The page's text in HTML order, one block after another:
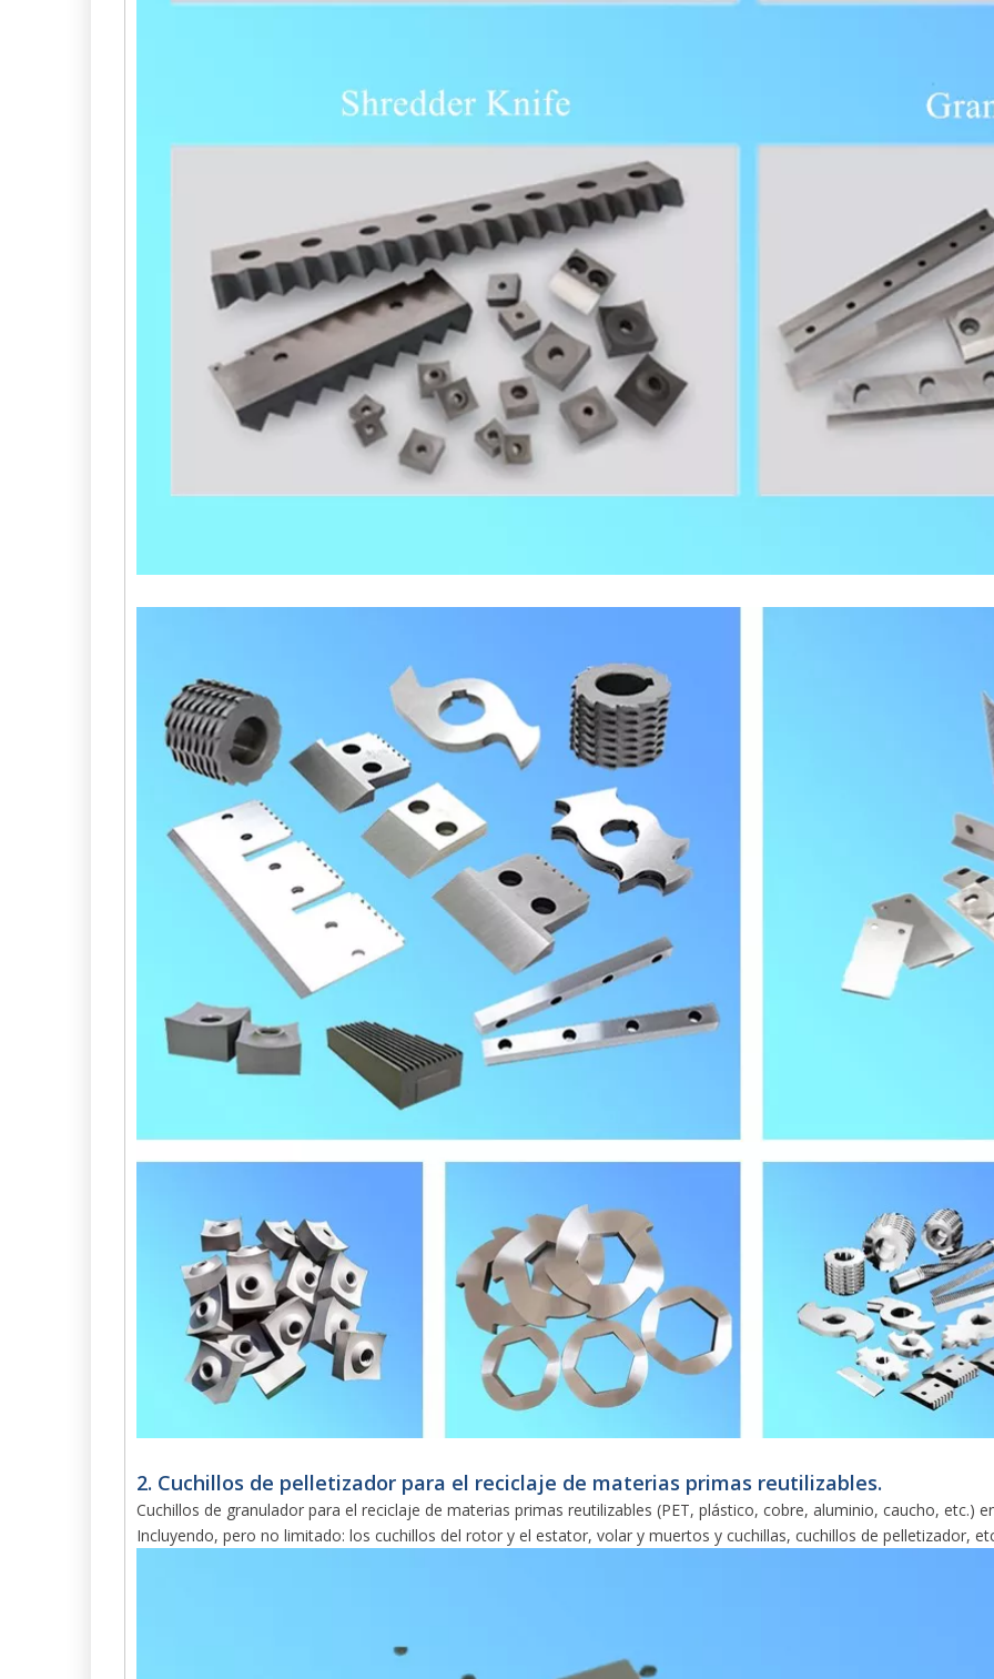
2. Cuchillos de pelletizador para el reciclaje de materias primas reutilizables.
Cuchillos de granulador para el reciclaje de materias primas reutilizables (PET, plástico, cobre, aluminio, caucho, etc.)
Incluyendo, pero no limitado: los cuchillos del rotor y el estator, volar y muertos y cuchillas, cuchillos de pelletizador,